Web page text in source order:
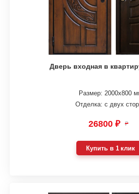
Дверь входная в
Размер: 2000х800
Отделка: с двух
26800 ₽ ₽
Купить в 1 клик